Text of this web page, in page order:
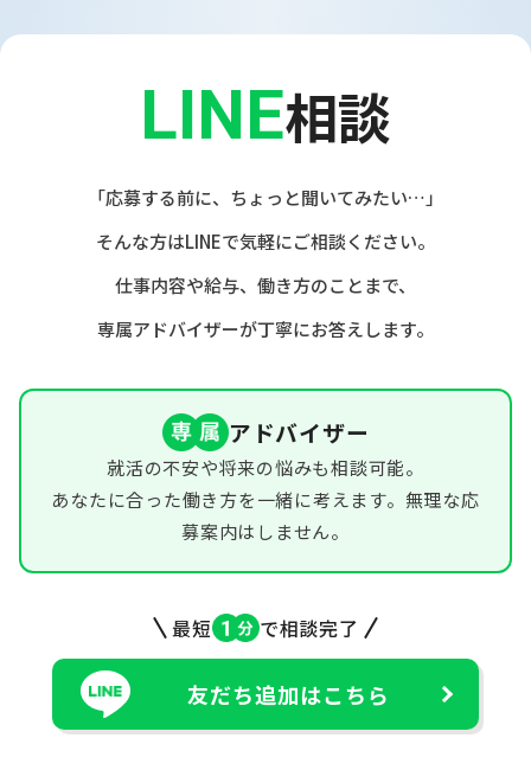
LINE相談
「応募する前に、ちょっと聞いてみたい…」
そんな方はLINEで気軽にご相談ください。
仕事内容や給与、働き方のことまで、
専属アドバイザーが丁寧にお答えします。
アドバイザー
就活の不安や将来の悩みも相談可能。
あなたに合った働き方を一緒に考えます。無理な応
募案内はしません。
最短 で相談完了
友だち追加はこちら